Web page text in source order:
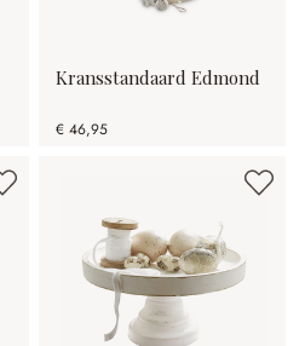
Kransstandaard Edmond
€ 46,95